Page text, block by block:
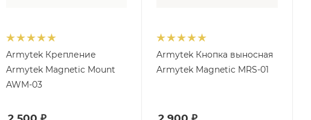
Armytek Крепление
Armytek Magnetic Mount
AWM-03
Armytek Кнопка выносная
Armytek Magnetic MRS-01